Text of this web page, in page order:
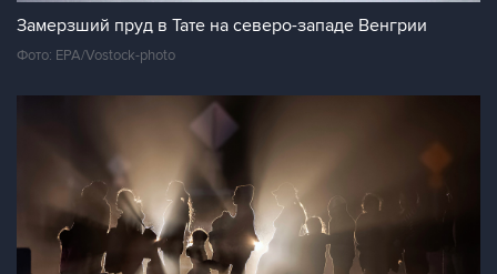
Замерзший пруд в Тате на северо-западе Венгрии
Фото: EPA/Vostock-photo